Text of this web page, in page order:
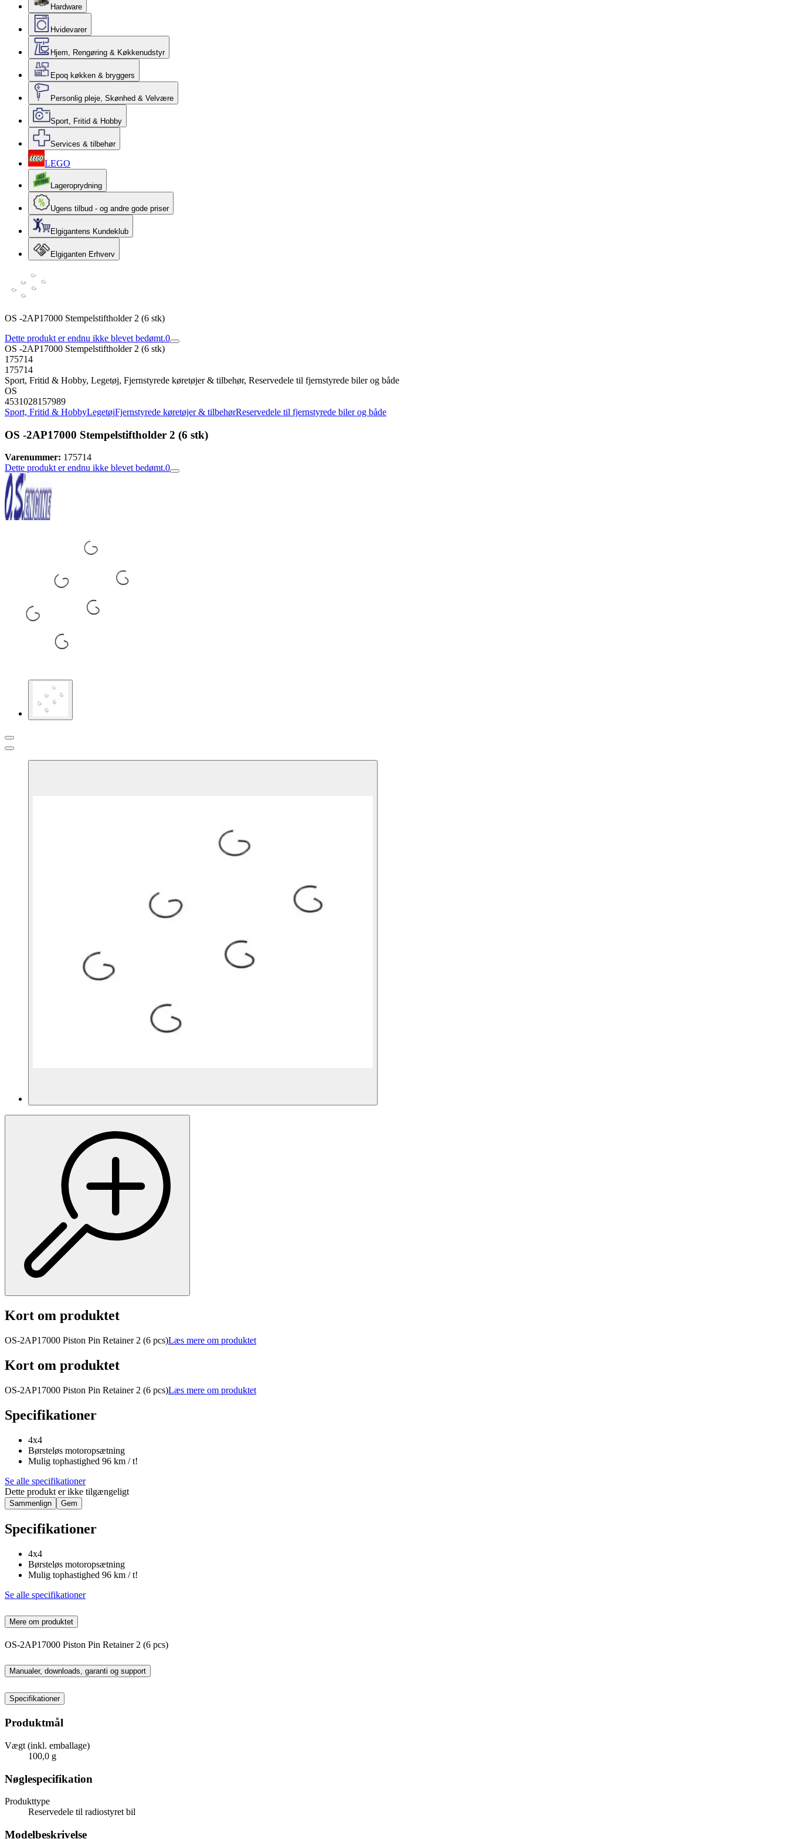
Hardware
Hvidevarer
Hjem, Rengøring & Køkkenudstyr
Epoq køkken & bryggers
Personlig pleje, Skønhed & Velvære
Sport, Fritid & Hobby
Services & tilbehør
LEGO
Lageroprydning
Ugens tilbud - og andre gode priser
Elgigantens Kundeklub
Elgiganten Erhverv
OS -2AP17000 Stempelstiftholder 2 (6 stk)
Dette produkt er endnu ikke blevet bedømt.0
OS -2AP17000 Stempelstiftholder 2 (6 stk)
175714
175714
Sport, Fritid & Hobby, Legetøj, Fjernstyrede køretøjer & tilbehør, Reservedele til fjernstyrede biler og både
OS
4531028157989
Sport, Fritid & HobbyLegetøjFjernstyrede køretøjer & tilbehørReservedele til fjernstyrede biler og både
OS -2AP17000 Stempelstiftholder 2 (6 stk)
Varenummer: 175714
Dette produkt er endnu ikke blevet bedømt.0
Kort om produktet
OS-2AP17000 Piston Pin Retainer 2 (6 pcs)Læs mere om produktet
Kort om produktet
OS-2AP17000 Piston Pin Retainer 2 (6 pcs)Læs mere om produktet
Specifikationer
4x4
Børsteløs motoropsætning
Mulig tophastighed 96 km / t!
Se alle specifikationer
Dette produkt er ikke tilgængeligt
Sammenlign Gem
Specifikationer
4x4
Børsteløs motoropsætning
Mulig tophastighed 96 km / t!
Se alle specifikationer
Mere om produktet
OS-2AP17000 Piston Pin Retainer 2 (6 pcs)
Manualer, downloads, garanti og support
Specifikationer
Produktmål
Vægt (inkl. emballage)
100,0 g
Nøglespecifikation
Produkttype
Reservedele til radiostyret bil
Modelbeskrivelse